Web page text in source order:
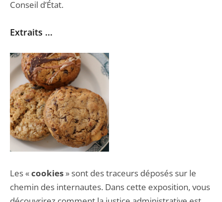
Conseil d’État.
Extraits ...
Les «cookies » sont des traceurs déposés sur le
chemin des internautes. Dans cette exposition, vous